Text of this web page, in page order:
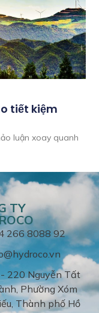
tiết kiệm
luận xoay quanh
TY
266 8088 92
220 Nguyễn Tất
Phường Xóm
Thành phố Hồ